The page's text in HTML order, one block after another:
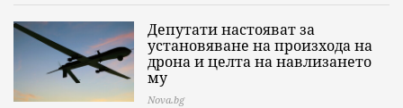
Депутати настояват за
установяване на произхода на
дрона и целта на навлизането
му
Nova.bg